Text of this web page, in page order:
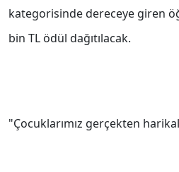
kategorisinde dereceye giren
bin TL ödül dağıtılacak.
"Çocuklarımız gerçekten